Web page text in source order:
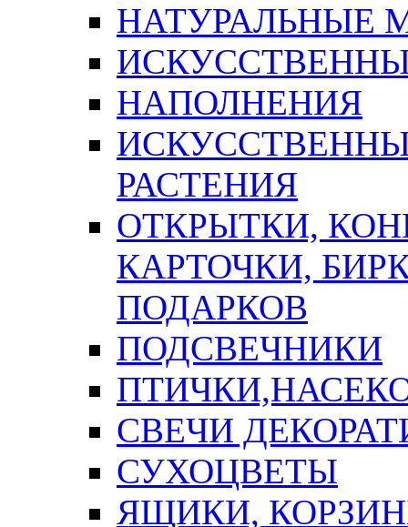
НАТУРАЛЬНЫЕ
НАПОЛНЕНИЯ
РАСТЕНИЯ
ОТКРЫТКИ,
КАРТОЧКИ,
ПОДАРКОВ
ПОДСВЕЧНИКИ
СВЕЧИ
СУХОЦВЕТЫ
ЯЩИКИ,